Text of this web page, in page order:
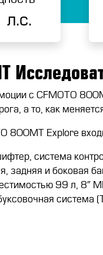
л.с.
с CFMOTO
а то, как
800MT Explore
система
задняя и боковая
99 л, 8″
система